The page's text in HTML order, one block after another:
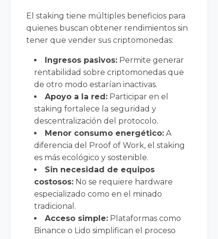
El staking tiene múltiples beneficios para
quienes buscan obtener rendimientos sin
tener que vender sus criptomonedas:
Ingresos pasivos: Permite generar
rentabilidad sobre criptomonedas que
de otro modo estarían inactivas.
Apoyo a la red: Participar en el
staking fortalece la seguridad y
descentralización del protocolo.
Menor consumo energético: A
diferencia del Proof of Work, el staking
es más ecológico y sostenible.
Sin necesidad de equipos
costosos: No se requiere hardware
especializado como en el minado
tradicional.
Acceso simple: Plataformas como
Binance o Lido simplifican el proceso